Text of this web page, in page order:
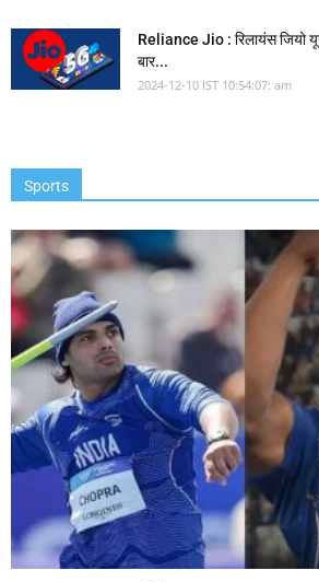
Reliance Jio : रिलायंस जियो
बार...
2024-12-10 IST 10:54:07: am
Sports